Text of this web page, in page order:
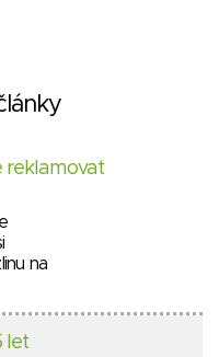
reklamovat
na
let